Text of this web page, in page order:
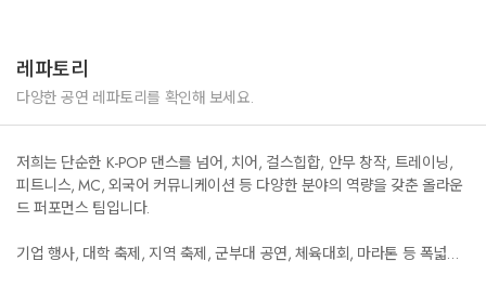
홍대 인디페스티벌 무대
청와대 사랑채 show&play
DMZ/JSA 군부대위문공연
9227 포항 군부대위문공연
충남예산 리솜스플라스
MTS코퍼레이션 송년회
레파토리
다양한 공연 레파토리를 확인해 보세요.
저희는 단순한 K-POP 댄스를 넘어, 치어, 걸스힙합, 안무 창작, 트레이닝,
피트니스, MC, 외국어 커뮤니케이션 등 다양한 분야의 역량을 갖춘 올라운
드 퍼포먼스 팀입니다.
기업 행사, 대학 축제, 지역 축제, 군부대 공연, 체육대회, 마라톤 등 폭넓은